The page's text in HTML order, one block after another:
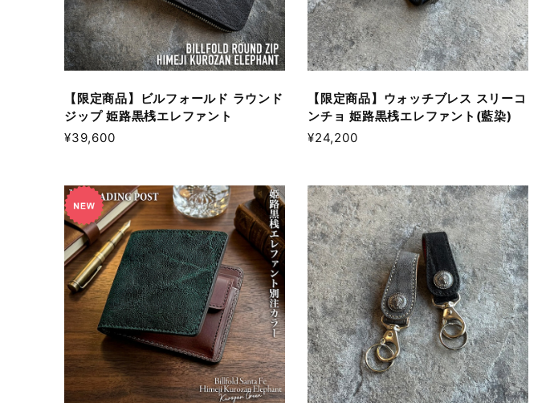
【限定商品】ビルフォールド ラウンド
ジップ 姫路黒桟エレファント
¥39,600
【限定商品】ウォッチブレス スリーコ
ンチョ 姫路黒桟エレファント(藍染)
¥24,200